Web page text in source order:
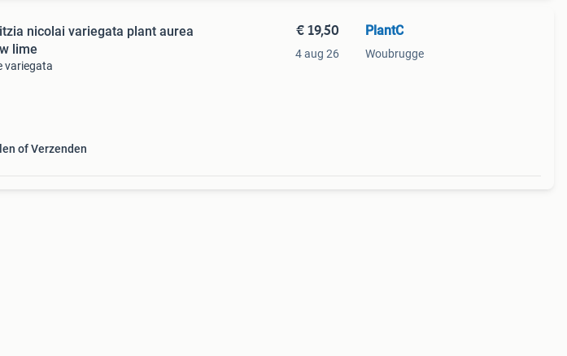
nicolai variegata plant aurea
lime
variegata
of Verzenden
€ 19,50
4 aug 26
PlantC
Woubrugge